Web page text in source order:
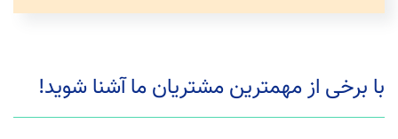
با برخی از مهمترین مشتریان ما آشنا شوید!